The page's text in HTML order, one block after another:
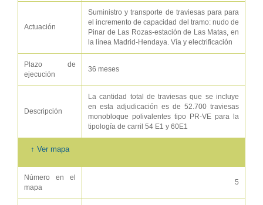
Actuación
Suministro y transporte de traviesas para para
el incremento de capacidad del tramo: nudo de
Pinar de Las Rozas-estación de Las Matas, en
la línea Madrid-Hendaya. Vía y electrificación
Plazo de
ejecución
36 meses
Descripción
La cantidad total de traviesas que se incluye
en esta adjudicación es de 52.700 traviesas
monobloque polivalentes tipo PR-VE para la
tipología de carril 54 E1 y 60E1
↑ Ver mapa
Número en el
mapa
5